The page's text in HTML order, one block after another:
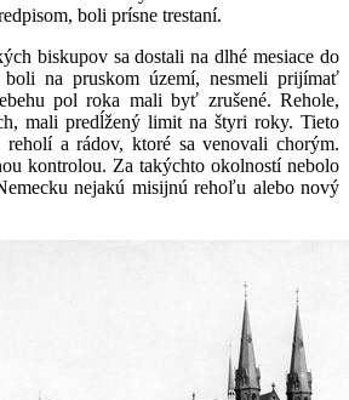
boli prísne trestaní.
biskupov sa dostali na dlhé mesiace do
boli na pruskom území, nesmeli prijímať
pol roka mali byť zrušené. Rehole,
mali predĺžený limit na štyri roky. Tieto
reholí a rádov, ktoré sa venovali chorým.
kontrolou. Za takýchto okolností nebolo
nejakú misijnú rehoľu alebo nový